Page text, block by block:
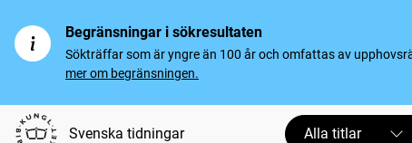
Begränsningar i sökresultaten
Sökträffar som är yngre än 100 år och omfattas av
mer om begränsningen.
Svenska tidningar Alla titlar